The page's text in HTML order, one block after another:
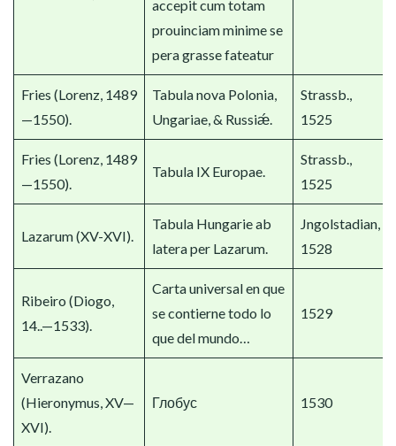
accepit cum totam
prouinciam minime se
pera grasse fateatur
Fries (Lorenz, 1489
—1550).
Tabula nova Polonia,
Ungariae, & Russiǽ.
Strassb.,
1525
Fries (Lorenz, 1489
—1550).
Tabula IX Europae.
Strassb.,
1525
Lazarum (XV-XVI).
Tabula Hungarie ab
latera per Lazarum.
Jngolstadian,
1528
Ribeiro (Diogo,
14..—1533).
Carta universal en que
se contierne todo lo
que del mundo…
1529
Verrazano
(Hieronymus, XV—
XVI).
Глобус 1530